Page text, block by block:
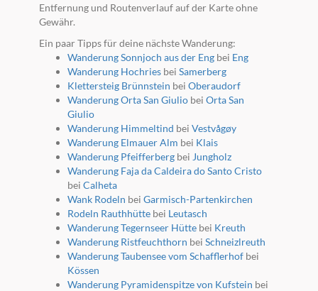
Entfernung und Routenverlauf auf der Karte ohne
Gewähr.
Ein paar Tipps für deine nächste Wanderung:
Wanderung Sonnjoch aus der Engbei Eng
Wanderung Hochriesbei Samerberg
Klettersteig Brünnstein bei Oberaudorf
Wanderung Orta San Giuliobei Orta San
Giulio
Wanderung Himmeltind bei Vestvågøy
Wanderung Elmauer Alm bei Klais
Wanderung Pfeifferbergbei Jungholz
Wanderung Faja da Caldeira do Santo Cristo
bei Calheta
Wank Rodeln bei Garmisch-Partenkirchen
Rodeln Rauthhüttebei Leutasch
Wanderung Tegernseer Hüttebei Kreuth
Wanderung Ristfeuchthorn bei Schneizlreuth
Wanderung Taubensee vom Schafflerhofbei
Kössen
Wanderung Pyramidenspitze von Kufstein bei